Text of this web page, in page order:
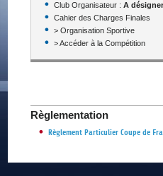
Club Organisateur : A désigner
Cahier des Charges Finales
> Organisation Sportive
> Accéder à la Compétition
Règlementation
Règlement Particulier Coupe de